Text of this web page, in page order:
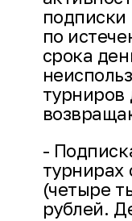
подписки
по
срока
турниров
-
турнирах
(четыре
рублей.